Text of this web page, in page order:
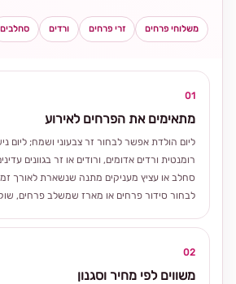
משלוחי פרחים זרי פרחים ורדים סחלבים
01
מתאימים את הפרחים לאירוע
ליום הולדת אפשר לבחור זר צבעוני ושמח; ליום
רומנטית ורדים אדומים, ורודים או זר בגוונים
סחלב או עציץ מעניקים מתנה שנשארת לאורך
לבחור סידור פרחים או מארז שמשלב פרחים,
02
משווים לפי מחיר וסגנון